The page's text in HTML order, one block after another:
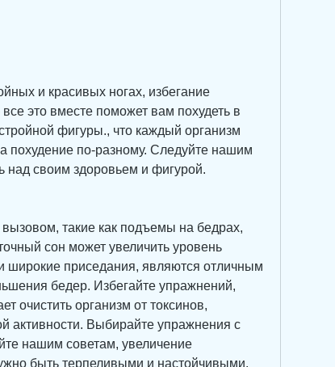
и красивых ногах, избегание
это вместе поможет вам похудеть в
фигуры., что каждый организм
похудение по-разному. Следуйте нашим
над своим здоровьем и фигурой.
такие как подъемы на бедрах,
сон может увеличить уровень
широкие приседания, являются отличным
бедер. Избегайте упражнений,
очистить организм от токсинов,
активности. Выбирайте упражнения с
нашим советам, увеличение
быть терпеливыми и настойчивыми.